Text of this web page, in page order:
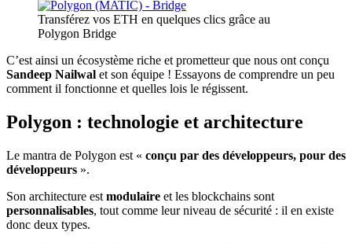
Transférez vos ETH en quelques clics grâce au
Polygon Bridge
C’est ainsi un écosystème riche et prometteur que nous ont conçu
Sandeep Nailwal et son équipe ! Essayons de comprendre un peu
comment il fonctionne et quelles lois le régissent.
Polygon : technologie et architecture
Le mantra de Polygon est « conçu par des développeurs, pour des
développeurs ».
Son architecture est modulaire et les blockchains sont
personnalisables, tout comme leur niveau de sécurité : il en existe
donc deux types.